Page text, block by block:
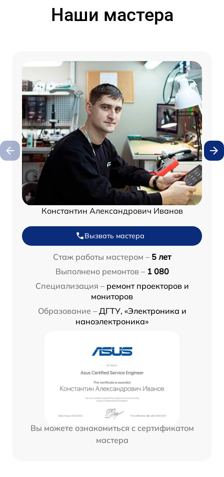
Наши мастера
Константин Александрович Иванов
Вызвать мастера
Стаж работы мастером – 5 лет
Выполнено ремонтов – 1 080
Специализация – ремонт проекторов и
мониторов
Образование – ДГТУ, «Электроника и
наноэлектроника»
Вы можете ознакомиться с сертификатом
мастера